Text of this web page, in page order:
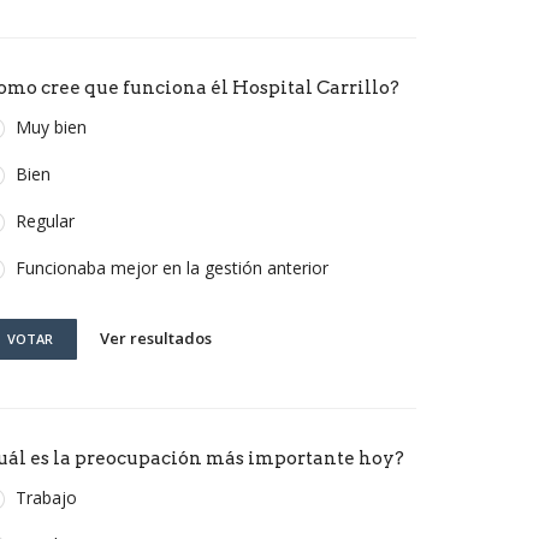
cree que funciona él Hospital Carrillo?
Muy bien
Bien
Regular
Funcionaba mejor en la gestión anterior
VOTAR Ver resultados
es la preocupación más importante hoy?
Trabajo